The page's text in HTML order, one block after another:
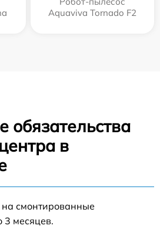
Aquaviva Tornado F2
обязательства
в
на смонтированные
месяцев.